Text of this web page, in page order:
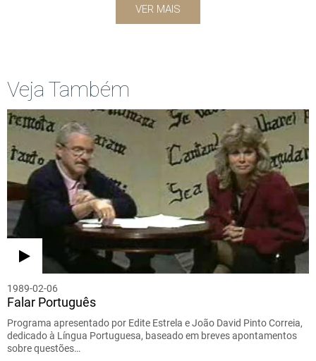
VER MAIS
Veja Também
1989-02-06
Falar Português
Programa apresentado por Edite Estrela e João David Pinto Correia,
dedicado à Língua Portuguesa, baseado em breves apontamentos
sobre questões…